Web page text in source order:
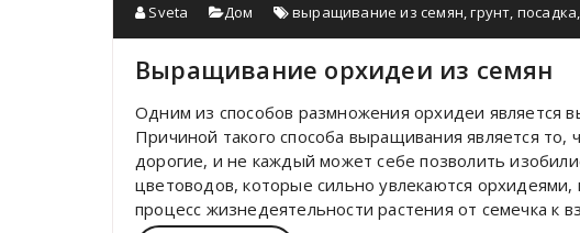
Sveta Дом выращивание из семян,грунт, посадка,
Выращивание орхидеи из семян
Одним из способов размножения орхидеи является
Причиной такого способа выращивания является
дорогие, и не каждый может себе позволить
цветоводов, которые сильно увлекаются орхидеями,
процесс жизнедеятельности растения от семечка к